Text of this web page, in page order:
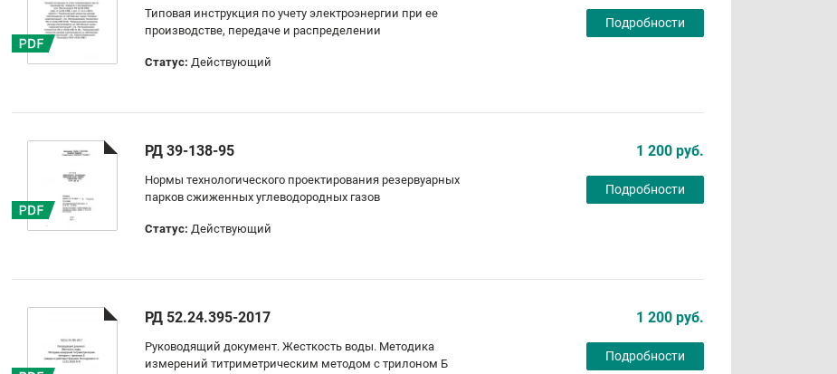
Типовая инструкция по учету электроэнергии при ее
производстве, передаче и распределении
Статус: Действующий
Подробности
РД 39-138-95
Нормы технологического проектирования резервуарных
парков сжиженных углеводородных газов
Статус: Действующий
1 200 руб.
Подробности
РД 52.24.395-2017
Руководящий документ. Жесткость воды. Методика
измерений титриметрическим методом с трилоном Б
1 200 руб.
Подробности